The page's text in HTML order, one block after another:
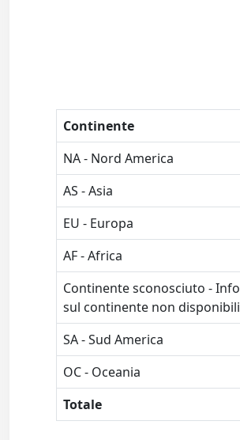
Continente
NA - Nord America
AS - Asia
EU - Europa
AF - Africa
Continente sconosciuto - Info
sul continente non disponibili
SA - Sud America
OC - Oceania
Totale